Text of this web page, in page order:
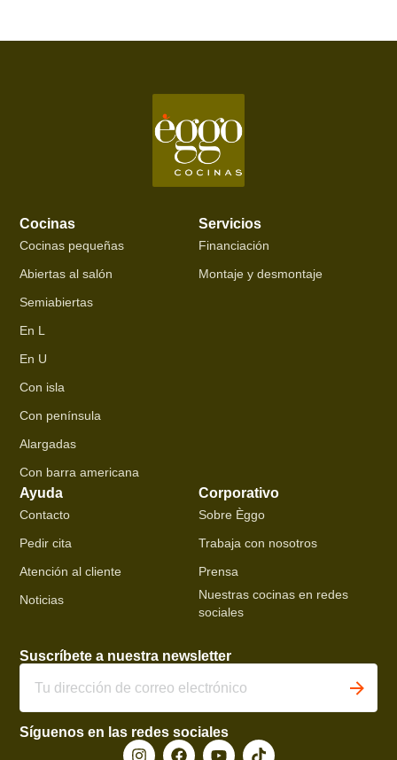
Cocinas
Cocinas pequeñas
Abiertas al salón
Semiabiertas
En L
En U
Con isla
Con península
Alargadas
Con barra americana
Servicios
Financiación
Montaje y desmontaje
Ayuda
Contacto
Pedir cita
Atención al cliente
Noticias
Corporativo
Sobre Èggo
Trabaja con nosotros
Prensa
Nuestras cocinas en redes
sociales
Suscríbete a nuestra newsletter
Síguenos en las redes sociales